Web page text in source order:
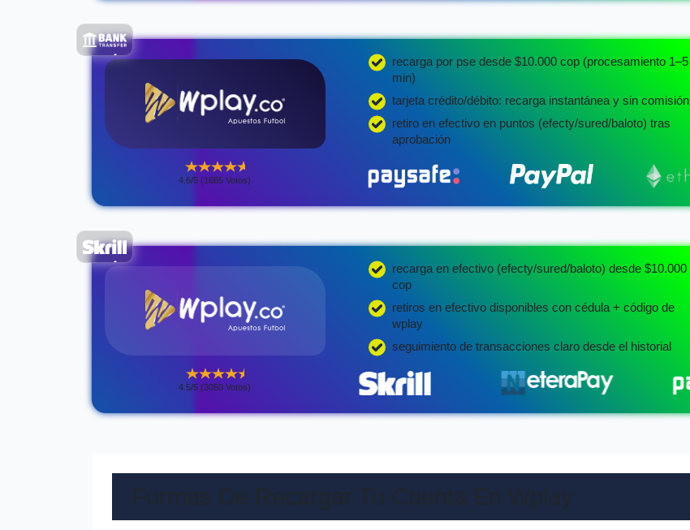
4.6/5 (1685 Votos)
recarga por pse desde $10.000 cop (procesamiento 1–5
min)
tarjeta crédito/débito: recarga instantánea y sin comisión
retiro en efectivo en puntos (efecty/sured/baloto) tras
aprobación
4.5/5 (3050 Votos)
recarga en efectivo (efecty/sured/baloto) desde $10.000
cop
retiros en efectivo disponibles con cédula + código de
wplay
seguimiento de transacciones claro desde el historial
Formas De Recargar Tu Cuenta En Wplay